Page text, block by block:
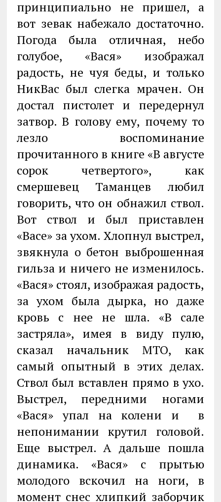
принципиально не пришел, а
вот зевак набежало достаточно.
Погода была отличная, небо
голубое, «Вася» изображал
радость, не чуя беды, и только
НикВас был слегка мрачен. Он
достал пистолет и передернул
затвор. В голову ему, почему то
лезло воспоминание
прочитанного в книге «В августе
сорок четвертого», как
смершевец Таманцев любил
говорить, что он обнажил ствол.
Вот ствол и был приставлен
«Васе» за ухом. Хлопнул выстрел,
звякнула о бетон выброшенная
гильза и ничего не изменилось.
«Вася» стоял, изображая радость,
за ухом была дырка, но даже
кровь с нее не шла. «В сале
застряла», имея в виду пулю,
сказал начальник МТО, как
самый опытный в этих делах.
Ствол был вставлен прямо в ухо.
Выстрел, передними ногами
«Вася» упал на колени и в
непонимании крутил головой.
Еще выстрел. А дальше пошла
динамика. «Вася» с прытью
молодого вскочил на ноги, в
момент снес хлипкий заборчик